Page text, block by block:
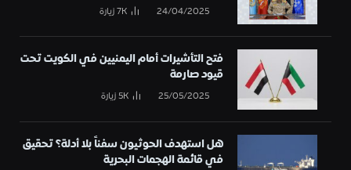
24/04/2025
7Kزيارة
فتح التأشيرات أمام اليمنيين في الكويت تحت
قيود صارمة
25/05/2025
5Kزيارة
هل استهدف الحوثيون سفناً بلا أدلة؟ تحقيق
في قائمة الهجمات البحرية